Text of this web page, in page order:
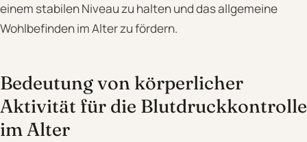
einem stabilen Niveau zu halten und das allgemeine
Wohlbefinden im Alter zu fördern.
Bedeutung von körperlicher
Aktivität für die Blutdruckkontrolle
im Alter